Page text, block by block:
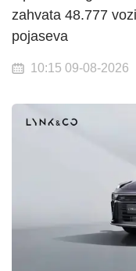
zahvata 48.777
pojaseva
10:15 09-08-2026